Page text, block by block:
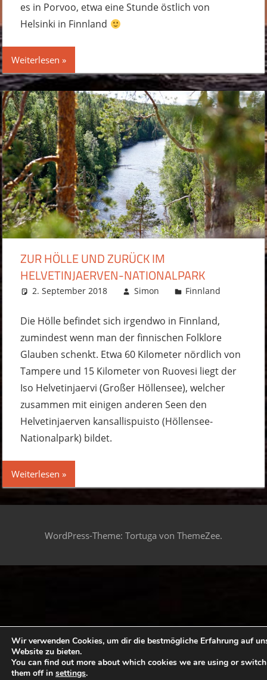
es in Porvoo, etwa eine Stunde östlich von
Helsinki in Finnland
Weiterlesen
ZUR HÖLLE UND ZURÜCK IM
HELVETINJAERVEN-NATIONALPARK
2. September 2018 Simon
Finnland
Die Hölle befindet sich irgendwo in Finnland,
zumindest wenn man der finnischen Folklore
Glauben schenkt. Etwa 60 Kilometer nördlich von
Tampere und 15 Kilometer von Ruovesi liegt der
Iso Helvetinjaervi (Großer Höllensee), welcher
zusammen mit einigen anderen Seen den
Helvetinjaerven kansallispuisto (Höllensee-
Nationalpark) bildet.
Weiterlesen
WordPress-Theme: Tortuga von ThemeZee.
Wir verwenden Cookies, um dir die bestmögliche Erfahrung auf
Website zu bieten.
You can find out more about which cookies we are using or switch
them off in settings.